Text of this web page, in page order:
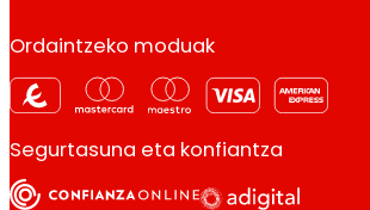
Ordaintzeko moduak
Segurtasuna eta konfiantza